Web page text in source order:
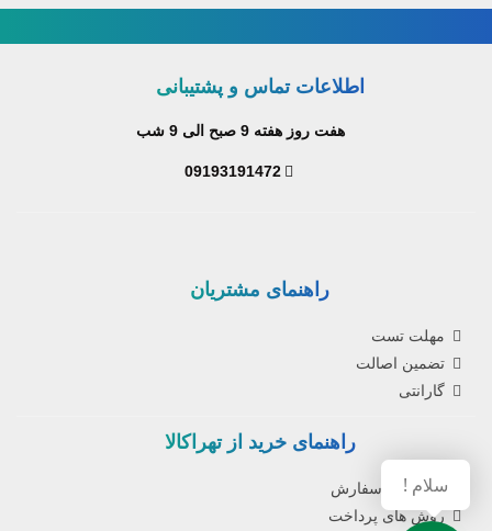
اطلاعات تماس و پشتیبانی
هفت روز هفته 9 صبح الی 9 شب
09193191472
راهنمای مشتریان
مهلت تست
تضمین اصالت
گارانتی
راهنمای خرید از تهراکالا
نحوه ثبت سفارش
روش های پرداخت
سلام !